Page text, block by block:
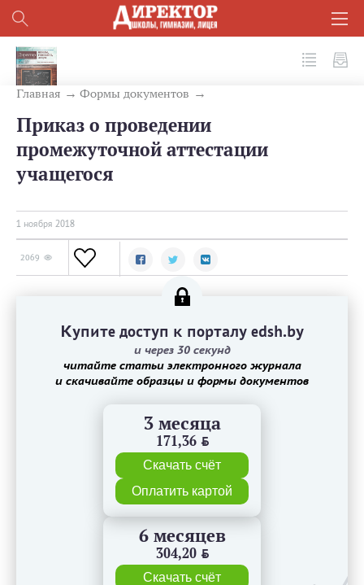
Главная Формы документов
Приказ о проведении
промежуточной аттестации
учащегося
1 ноября 2018
2069
Купите доступ к порталу edsh.by
и через 30 секунд
читайте статьи электронного журнала
и скачивайте образцы и формы документов
3 месяца
171,36 BYN
Скачать счёт
Оплатить картой
6 месяцев
304,20 BYN
Скачать счёт